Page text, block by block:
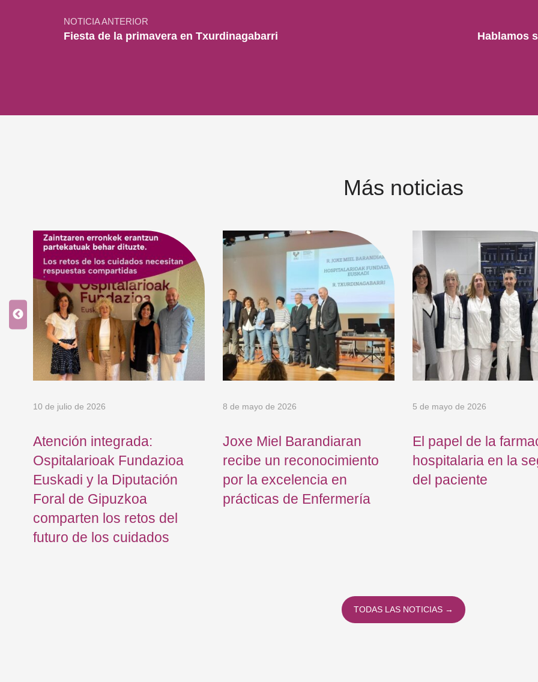
NOTICIA ANTERIOR
Fiesta de la primavera en Txurdinagabarri
Hablamos
Más noticias
10 de julio de 2026
Atención integrada:
Ospitalarioak Fundazioa
Euskadi y la Diputación
Foral de Gipuzkoa
comparten los retos del
futuro de los cuidados
8 de mayo de 2026
Joxe Miel Barandiaran
recibe un reconocimiento
por la excelencia en
prácticas de Enfermería
5 de mayo de 2026
El papel de la
hospitalaria en la
del paciente
TODAS LAS NOTICIAS →